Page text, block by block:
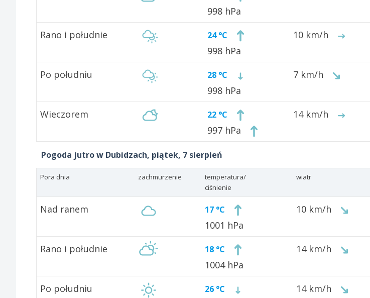
998 hPa
Rano i południe 24 °C
998 hPa
10 km/h
Po południu 28 °C
998 hPa
7 km/h
Wieczorem 22 °C
997 hPa
14 km/h
Pogoda jutro w Dubidzach, piątek, 7 sierpień
Pora dnia zachmurzenie
temperatura/
ciśnienie
wiatr
Nad ranem 17 °C
1001 hPa
10 km/h
Rano i południe 18 °C
1004 hPa
14 km/h
Po południu 26 °C 14 km/h